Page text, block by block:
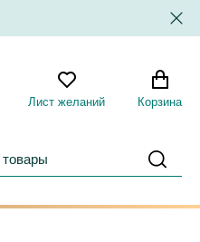
Лист желаний Корзина